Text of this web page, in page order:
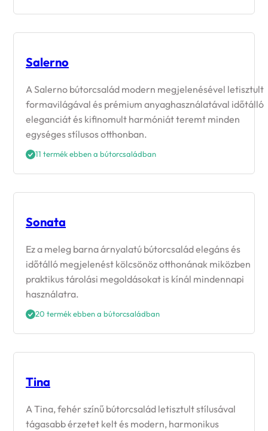
Salerno
A Salerno bútorcsalád modern megjelenésével letisztult
formavilágával és prémium anyaghasználatával időtálló
eleganciát és kifinomult harmóniát teremt minden
egységes stílusos otthonban.
11 termék ebben a bútorcsaládban
Sonata
Ez a meleg barna árnyalatú bútorcsalád elegáns és
időtálló megjelenést kölcsönöz otthonának miközben
praktikus tárolási megoldásokat is kínál mindennapi
használatra.
20 termék ebben a bútorcsaládban
Tina
A Tina, fehér színű bútorcsalád letisztult stílusával
tágasabb érzetet kelt és modern, harmonikus